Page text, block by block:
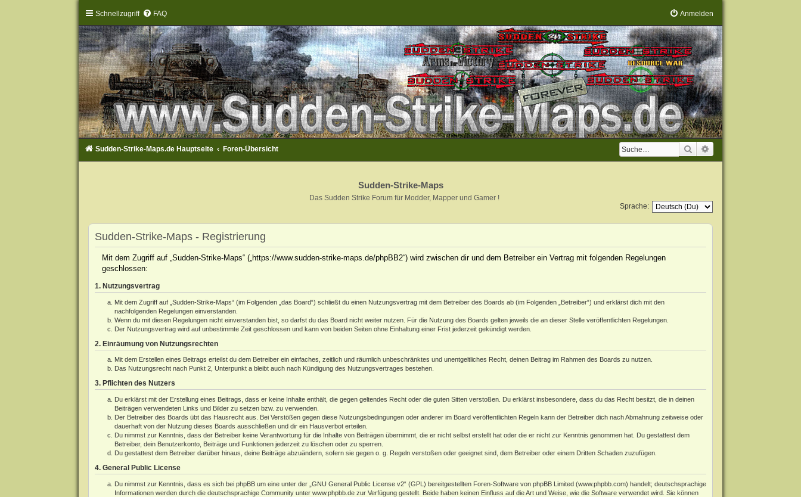
Schnellzugriff FAQ Anmelden
Suche
Sudden-Strike-Maps.de Hauptseite Foren-Übersicht
Sudden-Strike-Maps
Das Sudden Strike Forum für Modder, Mapper und Gamer !
Sprache:
Sudden-Strike-Maps - Registrierung
Mit dem Zugriff auf „Sudden-Strike-Maps“ („https://www.sudden-strike-maps.de/phpBB2“) wird zwischen dir und dem Betreiber ein Vertrag mit folgenden Regelungen
geschlossen:
1. Nutzungsvertrag
Mit dem Zugriff auf „Sudden-Strike-Maps“ (im Folgenden „das Board“) schließt du einen Nutzungsvertrag mit dem Betreiber des Boards ab (im Folgenden „Betreiber“) und erklärst dich mit den
nachfolgenden Regelungen einverstanden.
Wenn du mit diesen Regelungen nicht einverstanden bist, so darfst du das Board nicht weiter nutzen. Für die Nutzung des Boards gelten jeweils die an dieser Stelle veröffentlichten Regelungen.
Der Nutzungsvertrag wird auf unbestimmte Zeit geschlossen und kann von beiden Seiten ohne Einhaltung einer Frist jederzeit gekündigt werden.
2. Einräumung von Nutzungsrechten
Mit dem Erstellen eines Beitrags erteilst du dem Betreiber ein einfaches, zeitlich und räumlich unbeschränktes und unentgeltliches Recht, deinen Beitrag im Rahmen des Boards zu nutzen.
Das Nutzungsrecht nach Punkt 2, Unterpunkt a bleibt auch nach Kündigung des Nutzungsvertrages bestehen.
3. Pflichten des Nutzers
Du erklärst mit der Erstellung eines Beitrags, dass er keine Inhalte enthält, die gegen geltendes Recht oder die guten Sitten verstoßen. Du erklärst insbesondere, dass du das Recht besitzt, die in deinen
Beiträgen verwendeten Links und Bilder zu setzen bzw. zu verwenden.
Der Betreiber des Boards übt das Hausrecht aus. Bei Verstößen gegen diese Nutzungsbedingungen oder anderer im Board veröffentlichten Regeln kann der Betreiber dich nach Abmahnung zeitweise oder
dauerhaft von der Nutzung dieses Boards ausschließen und dir ein Hausverbot erteilen.
Du nimmst zur Kenntnis, dass der Betreiber keine Verantwortung für die Inhalte von Beiträgen übernimmt, die er nicht selbst erstellt hat oder die er nicht zur Kenntnis genommen hat. Du gestattest dem
Betreiber, dein Benutzerkonto, Beiträge und Funktionen jederzeit zu löschen oder zu sperren.
Du gestattest dem Betreiber darüber hinaus, deine Beiträge abzuändern, sofern sie gegen o. g. Regeln verstoßen oder geeignet sind, dem Betreiber oder einem Dritten Schaden zuzufügen.
4. General Public License
Du nimmst zur Kenntnis, dass es sich bei phpBB um eine unter der „ GNU General Public License v2“ (GPL) bereitgestellten Foren-Software von phpBB Limited (www.phpbb.com) handelt; deutschsprachige
Informationen werden durch die deutschsprachige Community unter www.phpbb.dezur Verfügung gestellt. Beide haben keinen Einfluss auf die Art und Weise, wie die Software verwendet wird. Sie können